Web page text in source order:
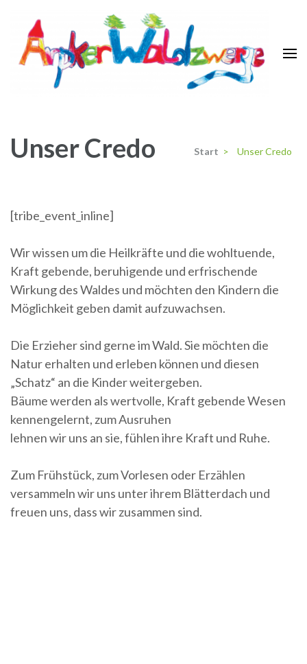
Inhalt
springen
(Enter
Unser Credo Start > Unser Credo
[tribe_event_inline]
Wir wissen um die Heilkräfte und die wohltuende,
Kraft gebende, beruhigende und erfrischende
Wirkung des Waldes und möchten den Kindern die
Möglichkeit geben damit aufzuwachsen.
Die Erzieher sind gerne im Wald. Sie möchten die
Natur erhalten und erleben können und diesen
„Schatz“ an die Kinder weitergeben.
Bäume werden als wertvolle, Kraft gebende Wesen
kennengelernt, zum Ausruhen
lehnen wir uns an sie, fühlen ihre Kraft und Ruhe.
Zum Frühstück, zum Vorlesen oder Erzählen
versammeln wir uns unter ihrem Blätterdach und
freuen uns, dass wir zusammen sind.